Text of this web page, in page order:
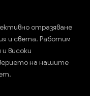
отразяване
и света. Работим
високи
на нашите